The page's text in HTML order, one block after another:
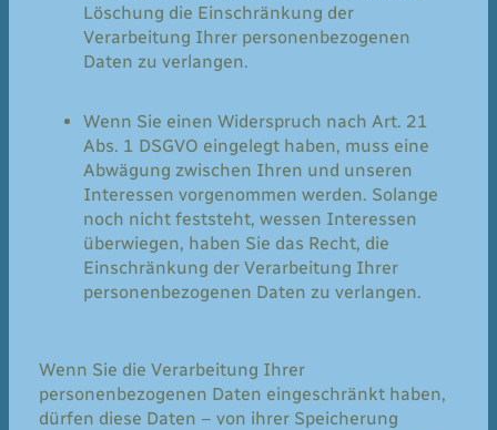
Löschung die Einschränkung der
Verarbeitung Ihrer personenbezogenen
Daten zu verlangen.
Wenn Sie einen Widerspruch nach Art. 21
Abs. 1 DSGVO eingelegt haben, muss eine
Abwägung zwischen Ihren und unseren
Interessen vorgenommen werden. Solange
noch nicht feststeht, wessen Interessen
überwiegen, haben Sie das Recht, die
Einschränkung der Verarbeitung Ihrer
personenbezogenen Daten zu verlangen.
Wenn Sie die Verarbeitung Ihrer
personenbezogenen Daten eingeschränkt haben,
dürfen diese Daten – von ihrer Speicherung